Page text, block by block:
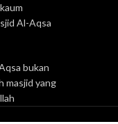
Al-Aqsa
bukan
masjid yang